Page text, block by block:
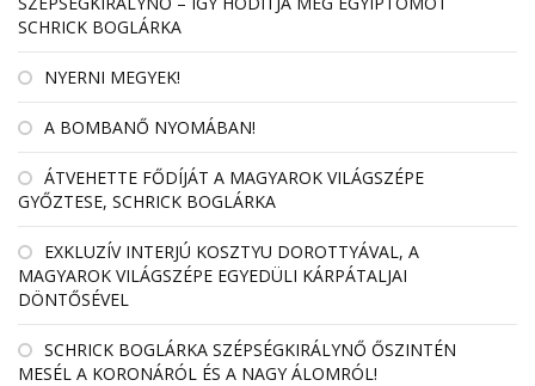
SCHRICK BOGLÁRKA
NYERNI MEGYEK!
A BOMBANŐ NYOMÁBAN!
ÁTVEHETTE FŐDÍJÁT A MAGYAROK VILÁGSZÉPE
GYŐZTESE, SCHRICK BOGLÁRKA
EXKLUZÍV INTERJÚ KOSZTYU DOROTTYÁVAL, A
MAGYAROK VILÁGSZÉPE EGYEDÜLI KÁRPÁTALJAI
DÖNTŐSÉVEL
SCHRICK BOGLÁRKA SZÉPSÉGKIRÁLYNŐ ŐSZINTÉN
MESÉL A KORONÁRÓL ÉS A NAGY ÁLOMRÓL!